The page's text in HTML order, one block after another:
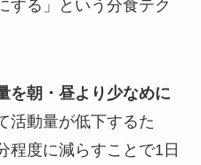
する」という分食テク
を朝・昼より少なめに
活動量が低下するた
程度に減らすことで1日